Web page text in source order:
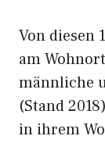
Von diesen
am
männliche
(Stand
in ihrem